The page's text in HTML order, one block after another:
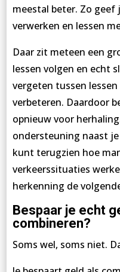
meestal beter. Zo
verwerken en lessen
Daar zit meteen een
lessen volgen en echt
vergeten tussen
verbeteren. Daardoor
opnieuw voor
ondersteuning naast
kunt terugzien hoe
verkeerssituaties
herkenning de
Bespaar je echt
combineren?
Soms wel, soms niet.